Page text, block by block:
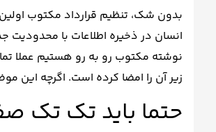
بدون شک، تنظیم قرارداد مکتوب
انسان در ذخیره اطلاعات با
نوشته مکتوب رو به رو هستیم عملا
زیر آن را امضا کرده است. اگرچه این
حتما باید تک تک